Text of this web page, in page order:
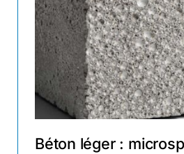
Béton léger :